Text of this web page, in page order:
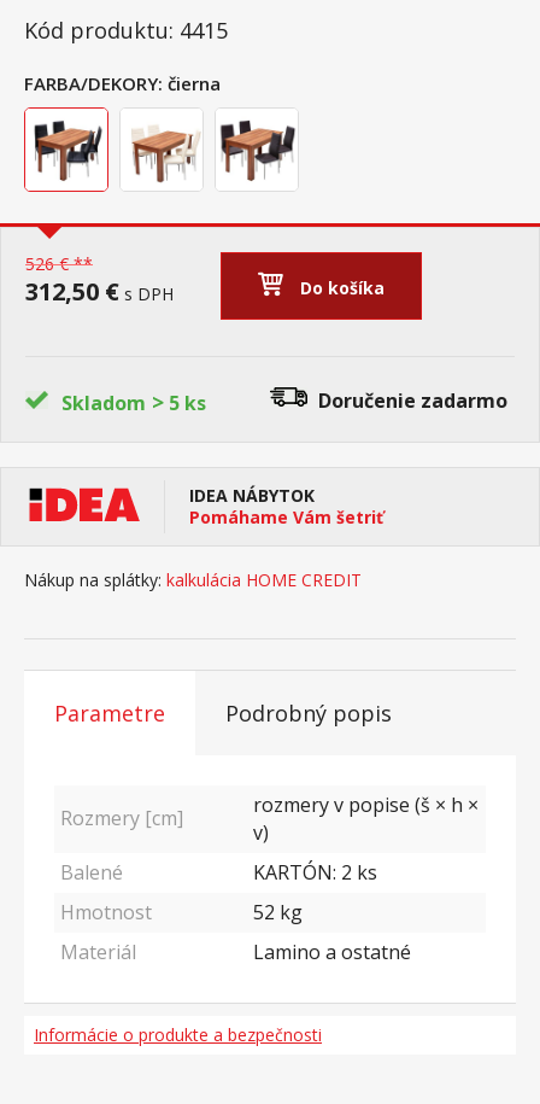
Kód produktu: 4415
FARBA/DEKORY: čierna
526 € **
312,50 € s DPH Do košíka
Skladom > 5 ks Doručenie zadarmo
IDEA NÁBYTOK
Pomáhame Vám šetriť
Nákup na splátky: kalkulácia HOME CREDIT
Parametre Podrobný popis
Rozmery [cm]
rozmery v popise (š × h ×
v)
Balené
KARTÓN: 2 ks
Hmotnost
52 kg
Materiál
Lamino a ostatné
Informácie o produkte a bezpečnosti